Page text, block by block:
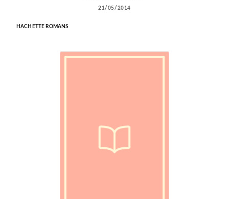
21/05/2014
HACHETTE ROMANS